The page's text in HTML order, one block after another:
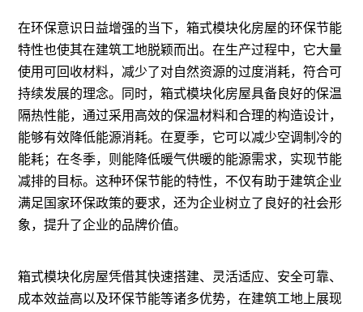
在环保意识日益增强的当下，箱式模块化房屋的环保节能
特性也使其在建筑工地脱颖而出。在生产过程中，它大量
使用可回收材料，减少了对自然资源的过度消耗，符合可
持续发展的理念。同时，箱式模块化房屋具备良好的保温
隔热性能，通过采用高效的保温材料和合理的构造设计，
能够有效降低能源消耗。在夏季，它可以减少空调制冷的
能耗；在冬季，则能降低暖气供暖的能源需求，实现节能
减排的目标。这种环保节能的特性，不仅有助于建筑企业
满足国家环保政策的要求，还为企业树立了良好的社会形
象，提升了企业的品牌价值。
箱式模块化房屋凭借其快速搭建、灵活适应、安全可靠、
成本效益高以及环保节能等诸多优势，在建筑工地上展现